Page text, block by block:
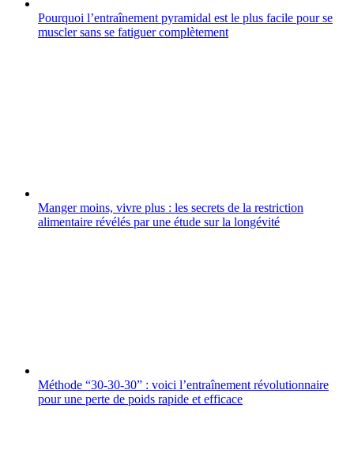
Pourquoi l’entraînement pyramidal est le plus facile pour se
muscler sans se fatiguer complètement
Manger moins, vivre plus : les secrets de la restriction
alimentaire révélés par une étude sur la longévité
Méthode “30-30-30” : voici l’entraînement révolutionnaire
pour une perte de poids rapide et efficace